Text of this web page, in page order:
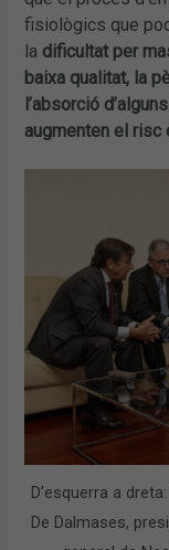
fisiològics que
la dificultat per
baixa qualitat, la
l’absorció
augmenten el risc
D’esquerra a
De Dalmases,